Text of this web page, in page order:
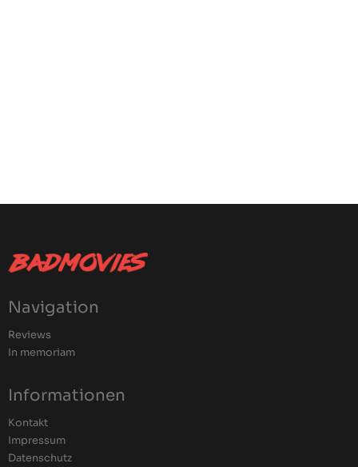
Navigation
Reviews
In memoriam
Informationen
Kontakt
Impressum
Datenschutz